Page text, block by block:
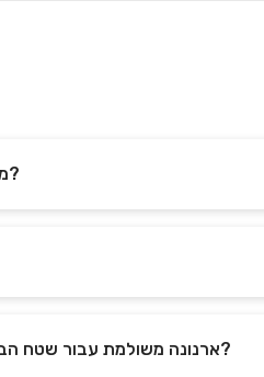
מה משמעות התיווך באתר?
ארנונה משולמת עבור שטח הברוטו או הנטו של המשרד?